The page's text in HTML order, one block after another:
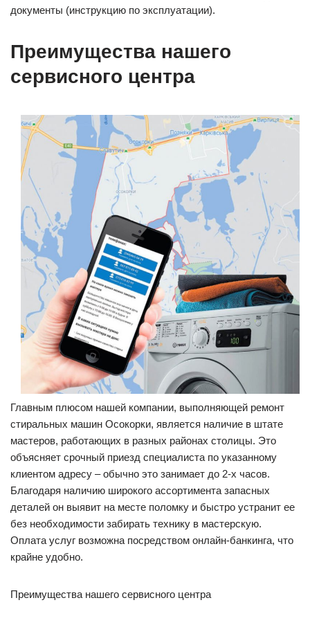
документы (инструкцию по эксплуатации).
Преимущества нашего
сервисного центра
Главным плюсом нашей компании, выполняющей ремонт
стиральных машин Осокорки, является наличие в штате
мастеров, работающих в разных районах столицы. Это
объясняет срочный приезд специалиста по указанному
клиентом адресу – обычно это занимает до 2-х часов.
Благодаря наличию широкого ассортимента запасных
деталей он выявит на месте поломку и быстро устранит ее
без необходимости забирать технику в мастерскую.
Оплата услуг возможна посредством онлайн-банкинга, что
крайне удобно.
Преимущества нашего сервисного центра